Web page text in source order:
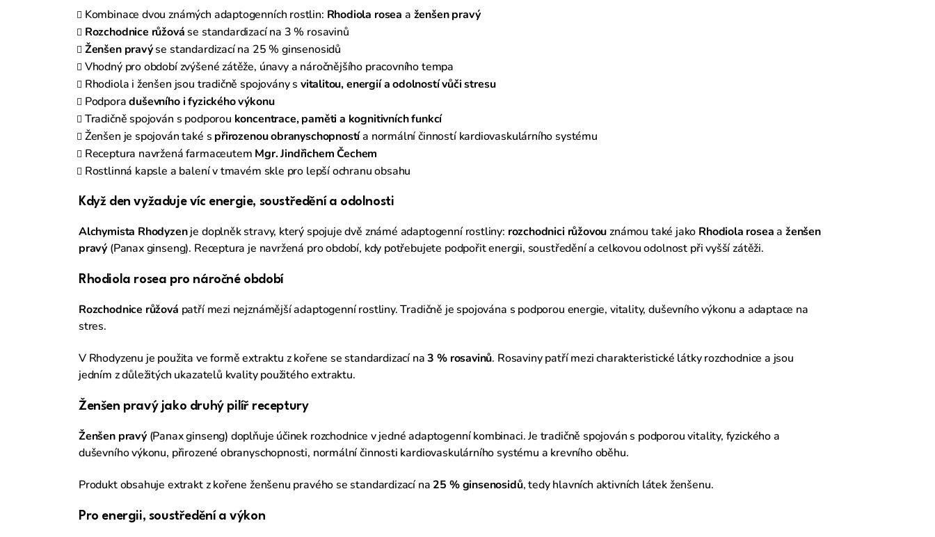
Kombinace dvou známých adaptogenních rostlin: Rhodiola rosea a ženšen pravý
Rozchodnice růžováse standardizací na 3 % rosavinů
Ženšen pravýse standardizací na 25 % ginsenosidů
Vhodný pro období zvýšené zátěže, únavy a náročnějšího pracovního tempa
Rhodiola i ženšen jsou tradičně spojovány s vitalitou, energií a odolností vůči stresu
Podporaduševního i fyzického výkonu
Tradičně spojován s podporou koncentrace, paměti a kognitivních funkcí
Ženšen je spojován také s přirozenou obranyschopnostía normální činností kardiovaskulárního systému
Receptura navržená farmaceutem Mgr. Jindřichem Čechem
Rostlinná kapsle a balení v tmavém skle pro lepší ochranu obsahu
Když den vyžaduje víc energie, soustředění a odolnosti
Alchymista Rhodyzenje doplněk stravy, který spojuje dvě známé adaptogenní rostliny: rozchodnici růžovouznámou také jako Rhodiola roseaaženšen
pravý (Panax ginseng). Receptura je navržená pro období, kdy potřebujete podpořit energii, soustředění a celkovou odolnost při vyšší zátěži.
Rhodiola rosea pro náročné období
Rozchodnice růžová patří mezi nejznámější adaptogenní rostliny. Tradičně je spojována s podporou energie, vitality, duševního výkonu a adaptace na
stres.
V Rhodyzenu je použita ve formě extraktu z kořene se standardizací na3 % rosavinů. Rosaviny patří mezi charakteristické látky rozchodnice a jsou
jedním z důležitých ukazatelů kvality použitého extraktu.
Ženšen pravý jako druhý pilíř receptury
Ženšen pravý(Panax ginseng) doplňuje účinek rozchodnice v jedné adaptogenní kombinaci. Je tradičně spojován s podporou vitality, fyzického a
duševního výkonu, přirozené obranyschopnosti, normální činnosti kardiovaskulárního systému a krevního oběhu.
Produkt obsahuje extrakt z kořene ženšenu pravého se standardizací na 25 % ginsenosidů, tedy hlavních aktivních látek ženšenu.
Pro energii, soustředění a výkon